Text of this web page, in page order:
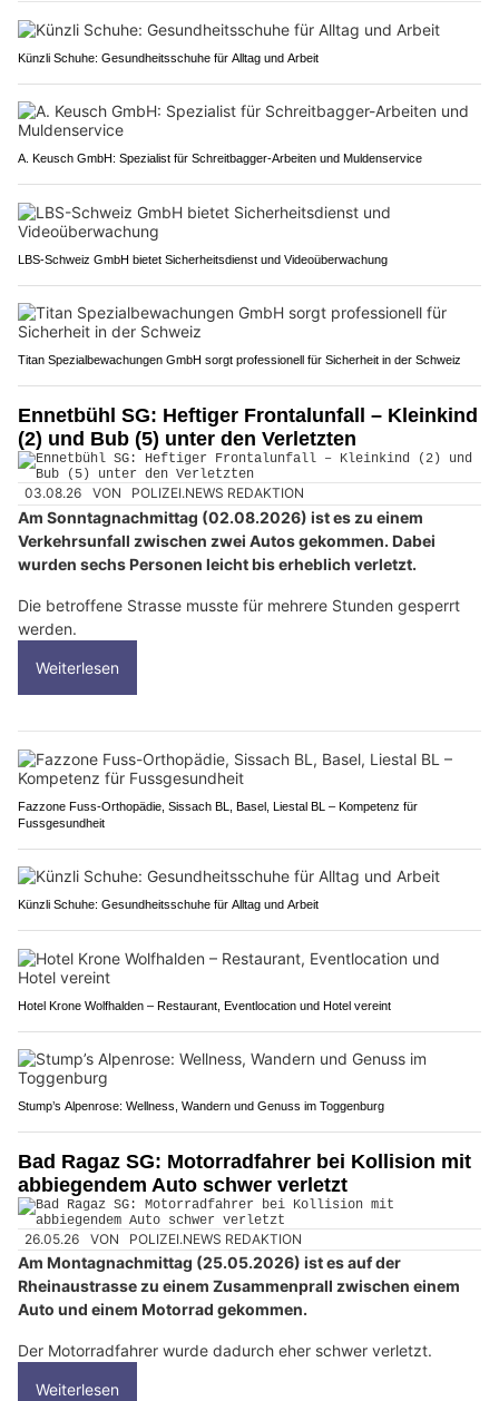
Künzli Schuhe: Gesundheitsschuhe für Alltag und Arbeit
A. Keusch GmbH: Spezialist für Schreitbagger-Arbeiten und Muldenservice
LBS-Schweiz GmbH bietet Sicherheitsdienst und Videoüberwachung
Titan Spezialbewachungen GmbH sorgt professionell für Sicherheit in der Schweiz
Ennetbühl SG: Heftiger Frontalunfall – Kleinkind
(2) und Bub (5) unter den Verletzten
03.08.26 VON POLIZEI.NEWS REDAKTION
Am Sonntagnachmittag (02.08.2026) ist es zu einem
Verkehrsunfall zwischen zwei Autos gekommen. Dabei
wurden sechs Personen leicht bis erheblich verletzt.
Die betroffene Strasse musste für mehrere Stunden gesperrt
werden.
Weiterlesen
Fazzone Fuss-Orthopädie, Sissach BL, Basel, Liestal BL – Kompetenz für
Fussgesundheit
Künzli Schuhe: Gesundheitsschuhe für Alltag und Arbeit
Hotel Krone Wolfhalden – Restaurant, Eventlocation und Hotel vereint
Stump’s Alpenrose: Wellness, Wandern und Genuss im Toggenburg
Bad Ragaz SG: Motorradfahrer bei Kollision mit
abbiegendem Auto schwer verletzt
26.05.26 VON POLIZEI.NEWS REDAKTION
Am Montagnachmittag (25.05.2026) ist es auf der
Rheinaustrasse zu einem Zusammenprall zwischen einem
Auto und einem Motorrad gekommen.
Der Motorradfahrer wurde dadurch eher schwer verletzt.
Weiterlesen